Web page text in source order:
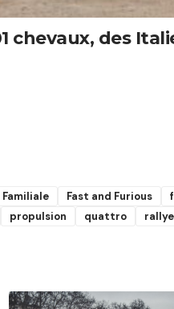
chevaux, des
Familiale Fast and Furious
propulsion quattro rallye